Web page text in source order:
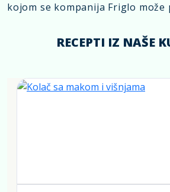
kojom se kompanija Friglo može
RECEPTI IZ NAŠE